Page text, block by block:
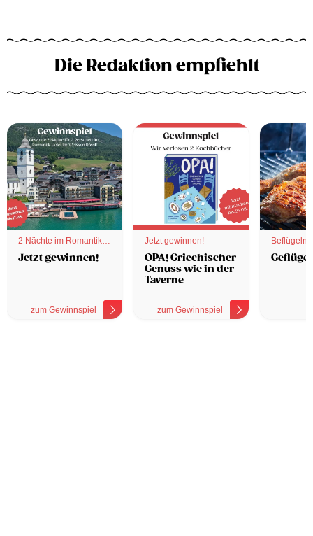
Die Redaktion empfiehlt
2 Nächte im Romantik
Hotel
Jetzt gewinnen!
zum Gewinnspiel
Jetzt gewinnen!
OPA! Griechischer
Genuss wie in der
Taverne
zum Gewinnspiel